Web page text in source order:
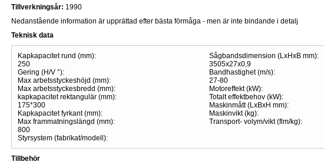
Tillverkningsår: 1990
Nedanstående information är upprättad efter bästa förmåga - men är inte bindande i detalj
Teknisk data
Kapkapacitet rund (mm):
250
Gering (H/V °):
Max arbetsstyckeshöjd (mm):
Max arbetsstyckesbredd (mm):
kapkapacitet rektangulär (mm):
175*300
Kapkapacitet fyrkant (mm):
Max frammatningslängd (mm):
800
Styrsystem (fabrikat/modell):
Sågbandsdimension (LxHxB mm):
3505x27x0,9
Bandhastighet (m/s):
27-80
Motoreffekt (kW):
Totalt effektbehov (kW):
Maskinmått (LxBxH mm):
Maskinvikt (kg):
Transport- volym/vikt (flm/kg):
Tillbehör